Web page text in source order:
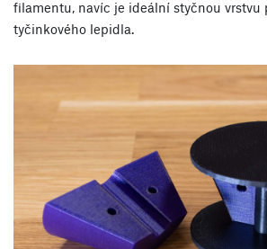
filamentu, navíc je ideální styčnou vrstvu
tyčinkového lepidla.